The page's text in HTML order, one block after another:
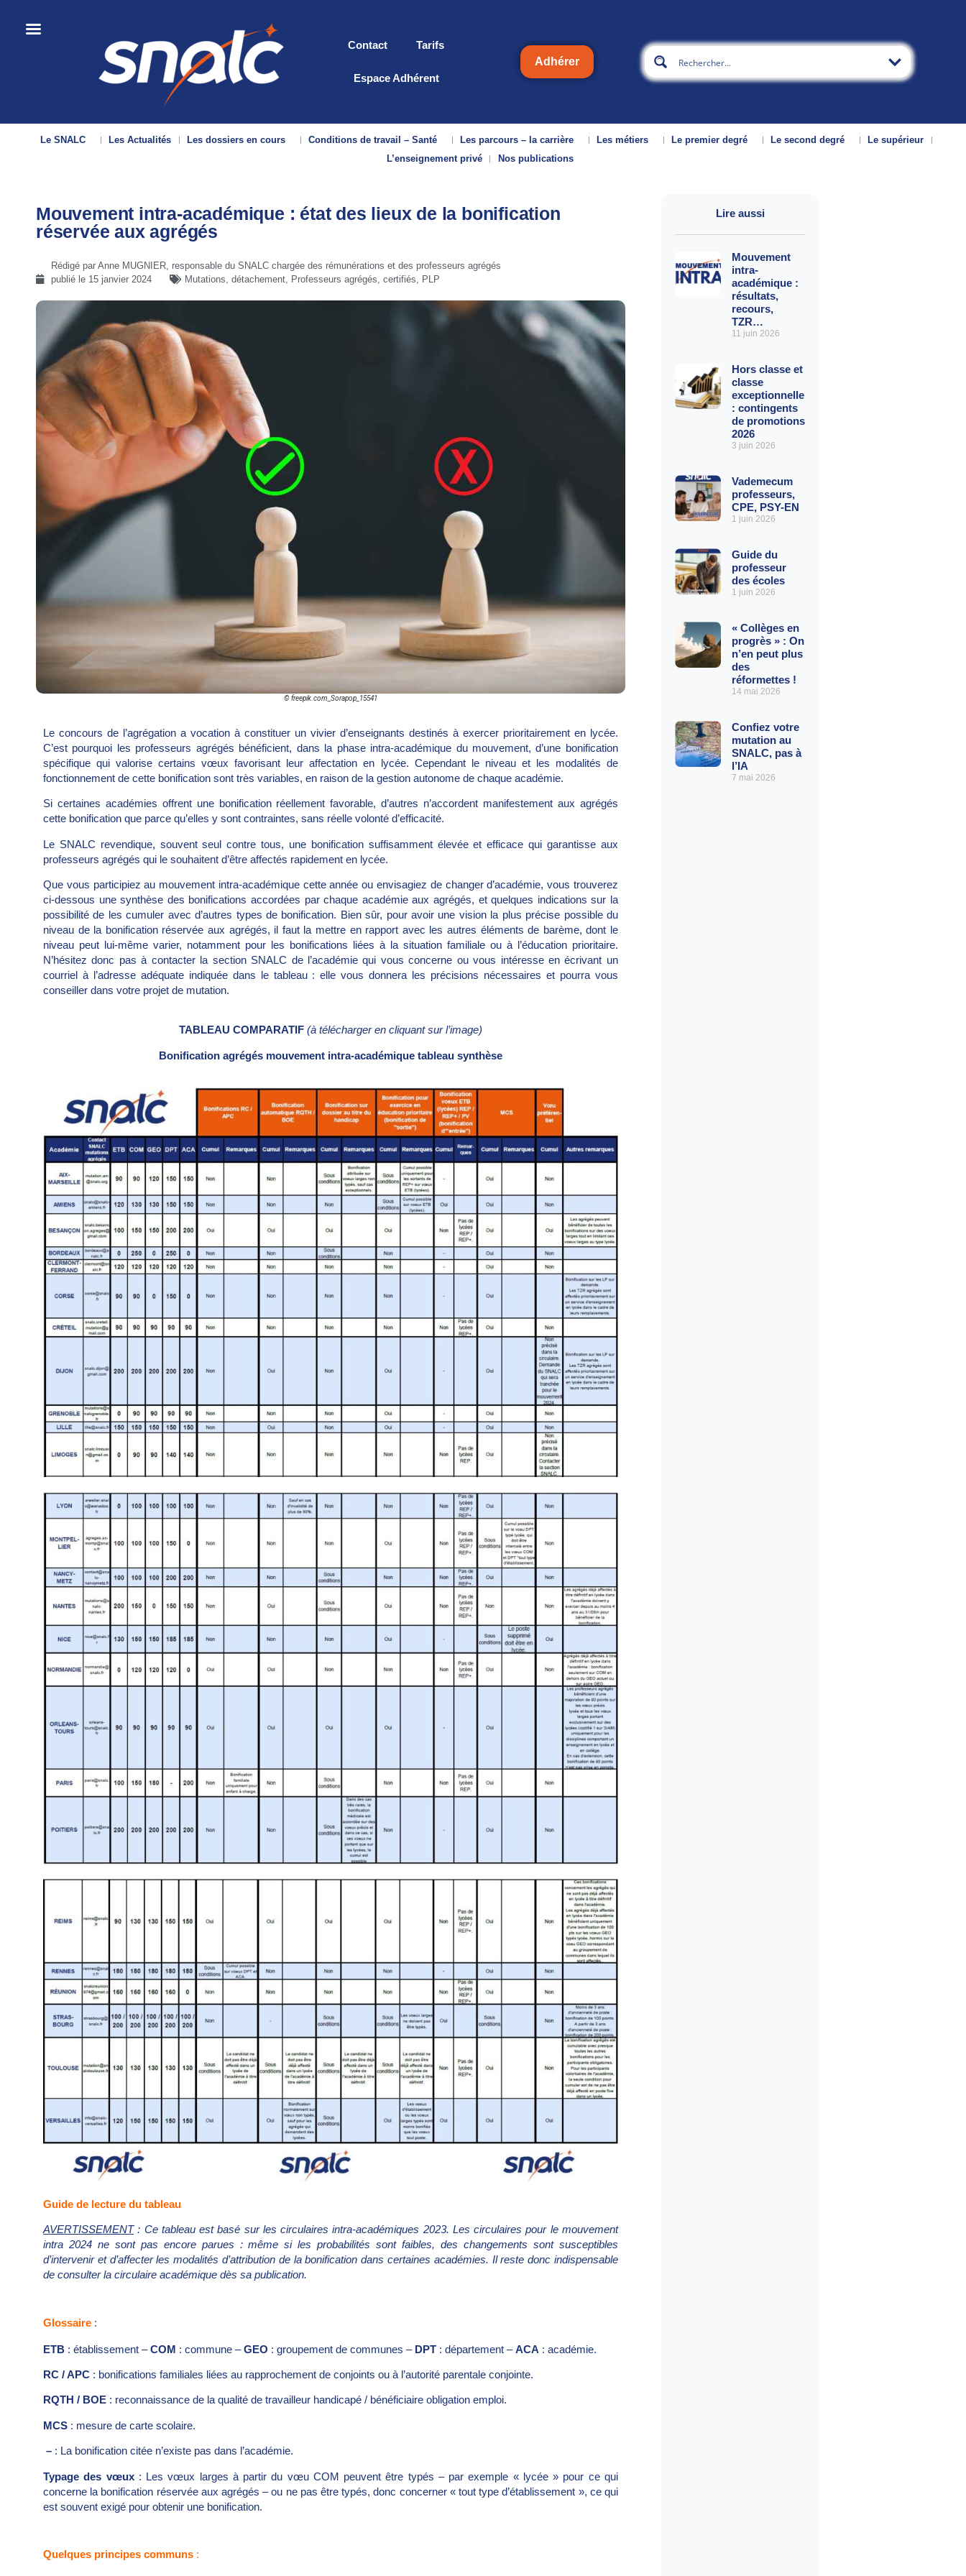
Contact Tarifs
Espace Adhérent
Adhérer
Le SNALC Les Actualités Les dossiers en cours Conditions de travail – Santé Les parcours – la carrière Les métiers Le premier degré Le second degré
Le supérieur
L’enseignement privé
Nos publications
Mouvement intra-académique : état des lieux de la bonification
réservée aux agrégés
Rédigé par Anne MUGNIER, responsable du SNALC chargée des rémunérations et des professeurs agrégés
publié le 15 janvier 2024 Mutations, détachement, Professeurs agrégés, certifiés, PLP
© freepik.com_Sorapop_15541
Le concours de l’agrégation a vocation à constituer un vivier d’enseignants destinés à exercer prioritairement en lycée.
C’est pourquoi les professeurs agrégés bénéficient, dans la phase intra-académique du mouvement, d’une bonification
spécifique qui valorise certains vœux favorisant leur affectation en lycée. Cependant le niveau et les modalités de
fonctionnement de cette bonification sont très variables, en raison de la gestion autonome de chaque académie.
Si certaines académies offrent une bonification réellement favorable, d’autres n’accordent manifestement aux agrégés
cette bonification que parce qu’elles y sont contraintes, sans réelle volonté d’efficacité.
Le SNALC revendique, souvent seul contre tous, une bonification suffisamment élevée et efficace qui garantisse aux
professeurs agrégés qui le souhaitent d’être affectés rapidement en lycée.
Que vous participiez au mouvement intra-académique cette année ou envisagiez de changer d’académie, vous trouverez
ci-dessous une synthèse des bonifications accordées par chaque académie aux agrégés, et quelques indications sur la
possibilité de les cumuler avec d’autres types de bonification. Bien sûr, pour avoir une vision la plus précise possible du
niveau de la bonification réservée aux agrégés, il faut la mettre en rapport avec les autres éléments de barème, dont le
niveau peut lui-même varier, notamment pour les bonifications liées à la situation familiale ou à l’éducation prioritaire.
N’hésitez donc pas à contacter la section SNALC de l’académie qui vous concerne ou vous intéresse en écrivant un
courriel à l’adresse adéquate indiquée dans le tableau : elle vous donnera les précisions nécessaires et pourra vous
conseiller dans votre projet de mutation.
TABLEAU COMPARATIF (à télécharger en cliquant sur l’image)
Bonification agrégés mouvement intra-académique tableau synthèse
Guide de lecture du tableau
AVERTISSEMENT: Ce tableau est basé sur les circulaires intra-académiques 2023. Les circulaires pour le mouvement
intra 2024 ne sont pas encore parues : même si les probabilités sont faibles, des changements sont susceptibles
d’intervenir et d’affecter les modalités d’attribution de la bonification dans certaines académies. Il reste donc indispensable
de consulter la circulaire académique dès sa publication.
Glossaire :
ETB : établissement –COM : commune –GEO : groupement de communes – DPT : département –ACA : académie.
RC / APC : bonifications familiales liées au rapprochement de conjoints ou à l’autorité parentale conjointe.
RQTH / BOE : reconnaissance de la qualité de travailleur handicapé / bénéficiaire obligation emploi.
MCS : mesure de carte scolaire.
– : La bonification citée n’existe pas dans l’académie.
Typage des vœux: Les vœux larges à partir du vœu COM peuvent être typés – par exemple « lycée » pour ce qui
concerne la bonification réservée aux agrégés – ou ne pas être typés, donc concerner « tout type d’établissement », ce qui
est souvent exigé pour obtenir une bonification.
Quelques principes communs :
Lire aussi
Mouvement
intra-
académique :
résultats,
recours,
TZR…
11 juin 2026
Hors classe et
classe
exceptionnelle
: contingents
de promotions
2026
3 juin 2026
Vademecum
professeurs,
CPE, PSY-EN
1 juin 2026
Guide du
professeur
des écoles
1 juin 2026
« Collèges en
progrès » : On
n’en peut plus
des
réformettes !
14 mai 2026
Confiez votre
mutation au
SNALC, pas à
l’IA
7 mai 2026